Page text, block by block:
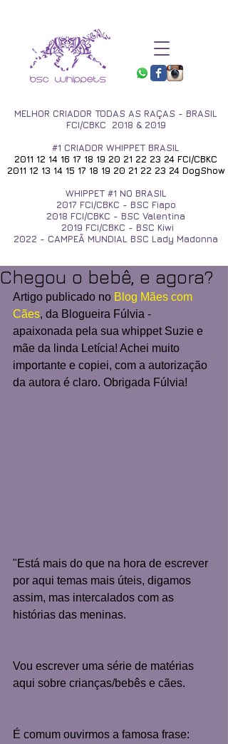
MELHOR CRIADOR TODAS AS RAÇAS - BRASIL
FCI/CBKC 2018 & 2019
#1 CRIADOR WHIPPET BRASIL
2011 12 14 16 17 18 19 20 21 22 23 24 FCI/CBKC
2011 12 13 14 15 17 18 19 20 21 22 23 24DogShow
WHIPPET #1 NO BRASIL
2017 FCI/CBKC - BSC Fiapo
2018 FCI/CBKC - BSC Valentina
2019 FCI/CBKC - BSC Kiwi
2022 - CAMPEÃ MUNDIAL BSC Lady Madonna
Chegou o bebê, e agora?
Artigo publicado no Blog Mães com
Cães, da Blogueira Fúlvia -
apaixonada pela sua whippet Suzie e
mãe da linda Letícia! Achei muito
importante e copiei, com a autorização
da autora é claro. Obrigada Fúlvia!
"Está mais do que na hora de escrever
por aqui temas mais úteis, digamos
assim, mas intercalados com as
histórias das meninas.
Vou escrever uma série de matérias
aqui sobre crianças/bebês e cães.
É comum ouvirmos a famosa frase: